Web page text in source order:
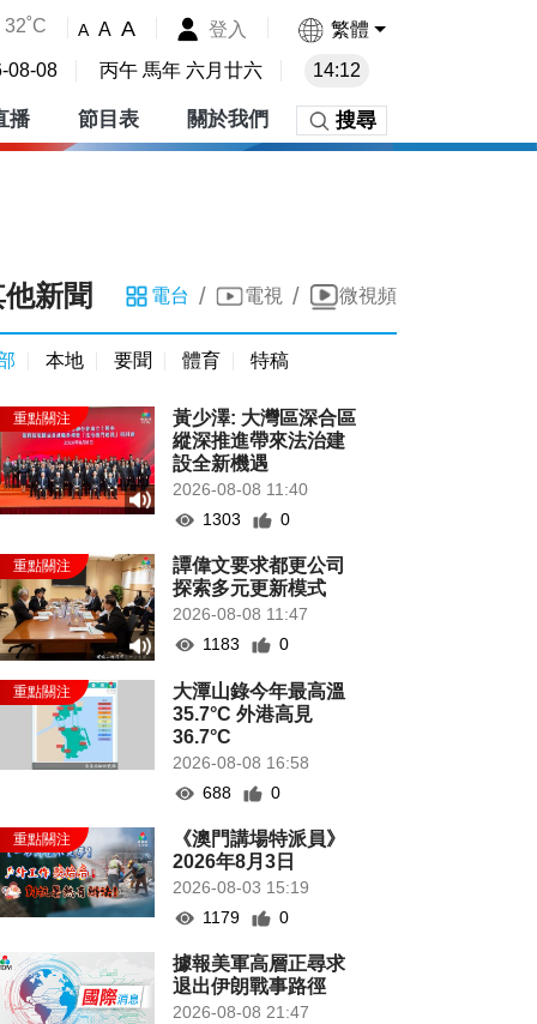
32˚C A A A 登入 繁體
08-08 丙午 馬年 六月廿六 14:12
播 節目表 關於我們 搜尋
新聞 電台 / 電視 / 微視頻
本地 要聞 體育 特稿
黃少澤: 大灣區深合區
縱深推進帶來法治建
設全新機遇
2026-08-08 11:40
1303
0
譚偉文要求都更公司
探索多元更新模式
2026-08-08 11:47
1183
0
大潭山錄今年最高溫
35.7°C 外港高見
36.7°C
2026-08-08 16:58
688
0
《澳門講場特派員》
2026年8月3日
2026-08-03 15:19
1179
0
據報美軍高層正尋求
退出伊朗戰事路徑
2026-08-08 21:47